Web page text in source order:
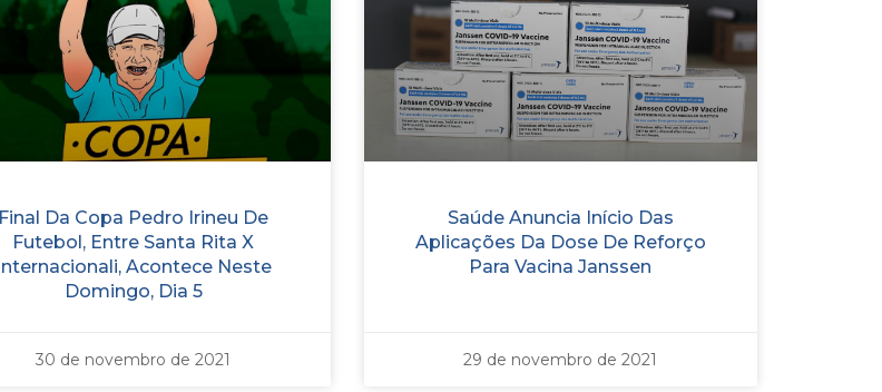
Final Da Copa Pedro Irineu De
Futebol, Entre Santa Rita X
Internacionali, Acontece Neste
Domingo, Dia 5
30 de novembro de 2021
Saúde Anuncia Início Das
Aplicações Da Dose De Reforço
Para Vacina Janssen
29 de novembro de 2021